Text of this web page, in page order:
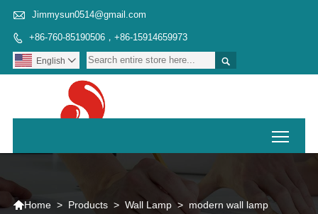
 Jimmysun0514@gmail.com
 +86-760-85190506，+86-15914659973

English 
Home > Products > Wall Lamp > modern wall lamp